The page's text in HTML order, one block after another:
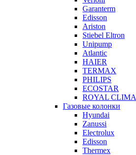
Garanterm
Edisson
Ariston
Stiebel Eltron
Unipump
Atlantic
HAIER
TERMAX
PHILIPS
ECOSTAR
ROYAL CLIMA
Газовые колонки
Hyundai
Zanussi
Electrolux
Edisson
Thermex